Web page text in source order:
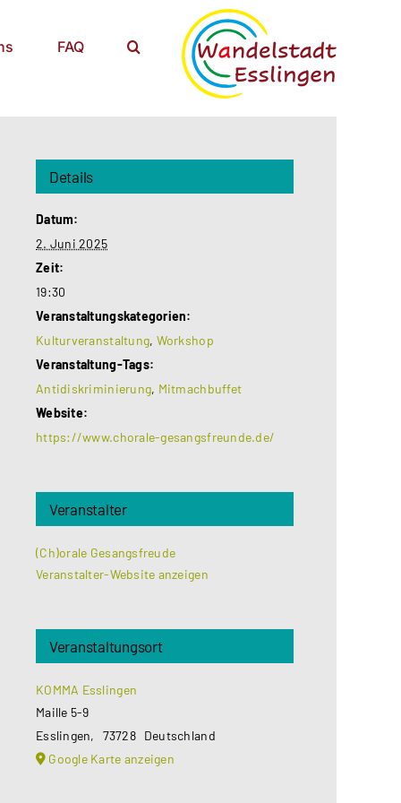
FAQ
Details
Datum:
2. Juni 2025
Zeit:
19:30
Veranstaltungskategorien:
Kulturveranstaltung, Workshop
Veranstaltung-Tags:
Antidiskriminierung, Mitmachbuffet
Website:
https://www.chorale-gesangsfreunde.de/
Veranstalter
(Ch)orale Gesangsfreude
Veranstalter-Website anzeigen
Veranstaltungsort
KOMMA Esslingen
Maille 5-9
Esslingen, 73728 Deutschland
Google Karte anzeigen